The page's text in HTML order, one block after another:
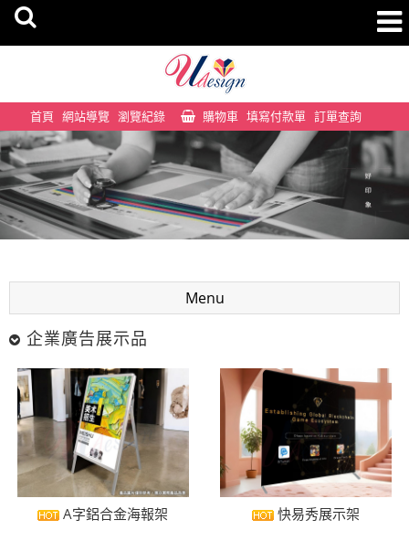
首頁 網站導覽 瀏覽紀錄 購物車 填寫付款單 訂單查詢
Menu
企業廣告展示品
A字鋁合金海報架 快易秀展示架